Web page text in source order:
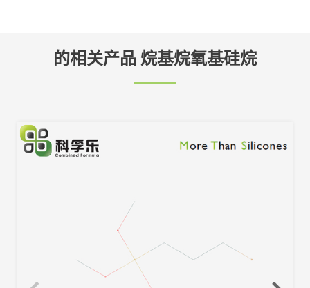
的相关产品 烷基烷氧基硅烷